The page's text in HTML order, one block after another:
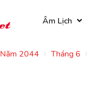
Âm Lịch
Năm 2044 Tháng 6